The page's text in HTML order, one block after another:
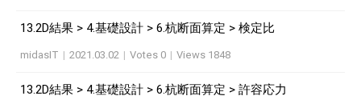
13.2D結果 > 4.基礎設計 > 6.杭断面算定 > 検定比
midasIT | 2021.03.02 | Votes 0 | Views 1848
13.2D結果 > 4.基礎設計 > 6.杭断面算定 > 許容応力